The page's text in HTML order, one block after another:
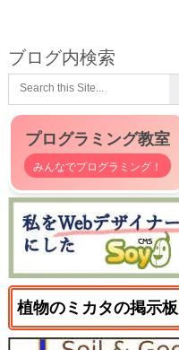
ブログ内検索
プログラミング教室
みんなでプログラミング！
植物のミカタの掲示板